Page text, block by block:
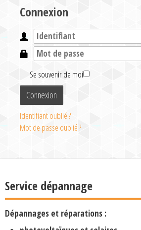
Connexion
Se souvenir de moi
Connexion
Identifiant oublié ?
Mot de passe oublié ?
Service dépannage
Dépannages et réparations :